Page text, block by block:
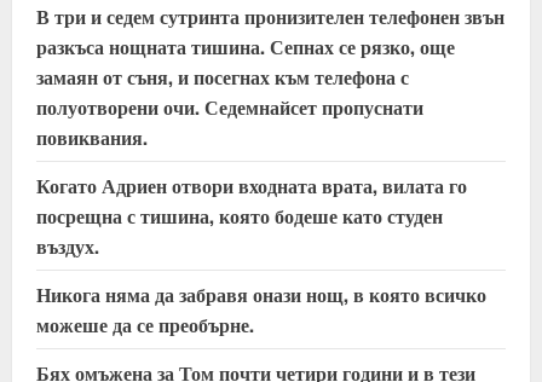
В три и седем сутринта пронизителен телефонен звън
разкъса нощната тишина. Сепнах се рязко, още
замаян от съня, и посегнах към телефона с
полуотворени очи. Седемнайсет пропуснати
повиквания.
Когато Адриен отвори входната врата, вилата го
посрещна с тишина, която бодеше като студен
въздух.
Никога няма да забравя онази нощ, в която всичко
можеше да се преобърне.
Бях омъжена за Том почти четири години и в тези